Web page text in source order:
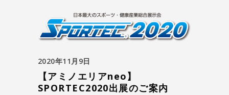
2020年11月9日
【アミノエリアneo】
SPORTEC2020出展のご案内